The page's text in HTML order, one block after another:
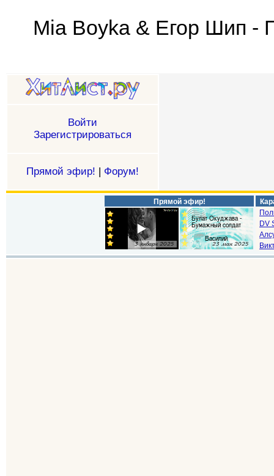
Mia Boyka & Егор Шип -
Войти
Зарегистрироваться
Прямой эфир! | Форум!
Прямой эфир!
DV